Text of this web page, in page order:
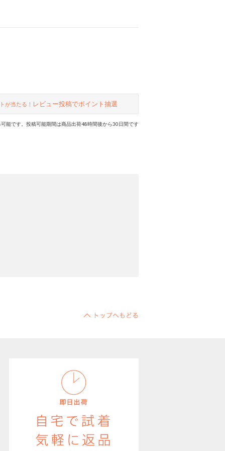
が当たる！ レビュー投稿でポイント抽選
能です。投稿可能期間は商品出荷48時間後から30日間です